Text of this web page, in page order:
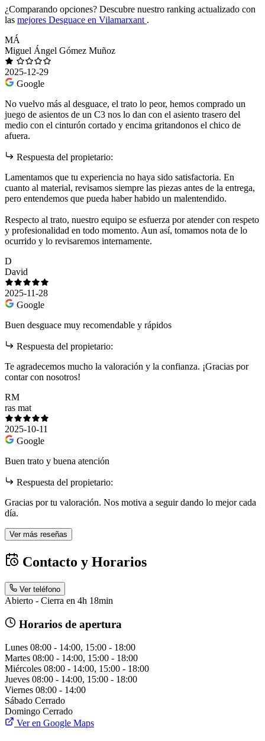
¿Comparando opciones? Descubre nuestro ranking actualizado con
las mejores Desguace en Vilamarxant .
MÁ
Miguel Ángel Gómez Muñoz
2025-12-29
Google
No vuelvo más al desguace, el trato lo peor, hemos comprado un
juego de asientos de un C3 nos lo dan con el asiento trasero del
medio con el cinturón cortado y encima gritandonos el chico de
afuera.
Respuesta del propietario:
Lamentamos que tu experiencia no haya sido satisfactoria. En
cuanto al material, revisamos siempre las piezas antes de la entrega,
pero entendemos que pueda haber habido un malentendido.
Respecto al trato, nuestro equipo se esfuerza por atender con respeto
y profesionalidad en todo momento. Aun así, tomamos nota de lo
ocurrido y lo revisaremos internamente.
D
David
2025-11-28
Google
Buen desguace muy recomendable y rápidos
Respuesta del propietario:
Te agradecemos mucho la valoración y la confianza. ¡Gracias por
contar con nosotros!
RM
ras mat
2025-10-11
Google
Buen trato y buena atención
Respuesta del propietario:
Gracias por tu valoración. Nos motiva a seguir dando lo mejor cada
día.
Ver más reseñas
Contacto y Horarios
Ver teléfono
Abierto - Cierra en 4h 18min
Horarios de apertura
Lunes 08:00 - 14:00, 15:00 - 18:00
Martes 08:00 - 14:00, 15:00 - 18:00
Miércoles 08:00 - 14:00, 15:00 - 18:00
Jueves 08:00 - 14:00, 15:00 - 18:00
Viernes 08:00 - 14:00
Sábado Cerrado
Domingo Cerrado
Ver en Google Maps